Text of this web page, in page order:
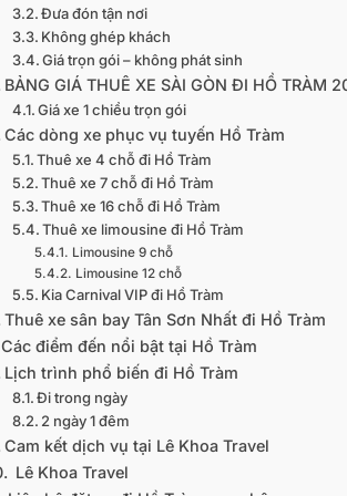
Đưa đón tận nơi
Không ghép khách
Giá trọn gói – không phát sinh
BẢNG GIÁ THUÊ XE SÀI GÒN ĐI HỒ TRÀM
Giá xe 1 chiều trọn gói
Các dòng xe phục vụ tuyến Hồ Tràm
Thuê xe 4 chỗ đi Hồ Tràm
Thuê xe 7 chỗ đi Hồ Tràm
Thuê xe 16 chỗ đi Hồ Tràm
Thuê xe limousine đi Hồ Tràm
Limousine 9 chỗ
Limousine 12 chỗ
Kia Carnival VIP đi Hồ Tràm
Thuê xe sân bay Tân Sơn Nhất đi Hồ Tràm
Các điểm đến nổi bật tại Hồ Tràm
Lịch trình phổ biến đi Hồ Tràm
Đi trong ngày
2 ngày 1 đêm
Cam kết dịch vụ tại Lê Khoa Travel
Lê Khoa Travel